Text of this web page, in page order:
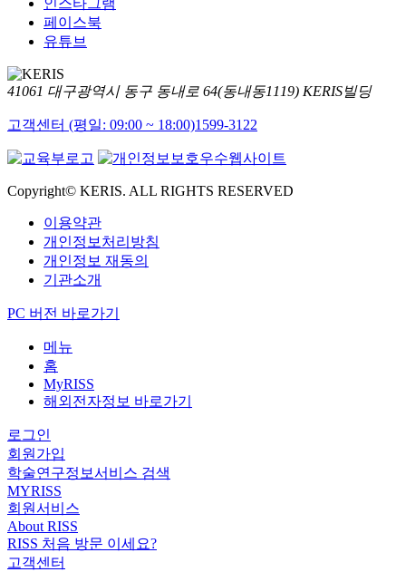
인스타그램
페이스북
유튜브
41061 대구광역시 동구 동내로 64(동내동1119) KERIS빌딩
고객센터 (평일: 09:00 ~ 18:00)1599-3122
Copyright© KERIS. ALL RIGHTS RESERVED
이용약관
개인정보처리방침
개인정보 재동의
기관소개
PC 버전 바로가기
메뉴
홈
MyRISS
해외전자정보 바로가기
로그인
회원가입
학술연구정보서비스 검색
MYRISS
회원서비스
About RISS
RISS 처음 방문 이세요?
고객센터